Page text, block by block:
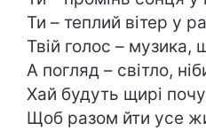
Ти – теплий вітер у
Твій голос – музика,
А погляд – світло,
Хай будуть щирі
Щоб разом йти усе